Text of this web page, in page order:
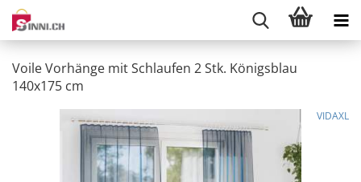
Voile Vorhänge mit Schlaufen 2 Stk. Königsblau
140x175 cm
VIDAXL